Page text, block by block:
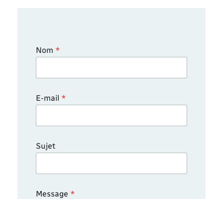
Nom *
N
N
m
E-mail *
Sujet
Message *